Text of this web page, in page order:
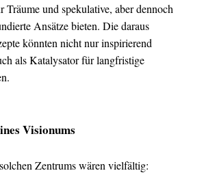
Träume und spekulative, aber dennoch
Ansätze bieten. Die daraus
könnten nicht nur inspirierend
als Katalysator für langfristige
Visionums
Zentrums wären vielfältig: